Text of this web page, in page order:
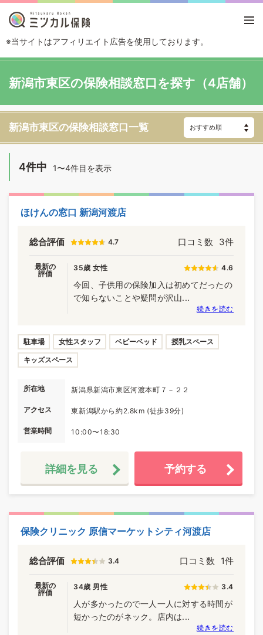
※当サイトはアフィリエイト広告を使用しております。
新潟
新潟市東区の保険相談窓口を探す（4店舗）
新潟市東区の保険相談窓口一覧
4件中 1〜4件目を表示
ほけんの窓口 新潟河渡店
総合評価 4.7 口コミ数 3件
最新の
評価
35歳 女性 4.6
今回、子供用の保険加入は初めてだったの
で知らないことや疑問が沢山...
続きを読む
駐車場 女性スタッフ ベビーベッド 授乳スペース
キッズスペース
所在地 新潟県新潟市東区河渡本町７－２２
アクセス 東新潟駅から約2.8km (徒歩39分)
営業時間 10:00〜18:30
詳細を見る 予約する
保険クリニック 原信マーケットシティ河渡店
総合評価 3.4 口コミ数 1件
最新の
評価
34歳 男性 3.4
人が多かったので一人一人に対する時間が
短かったのがネック。店内は...
続きを読む